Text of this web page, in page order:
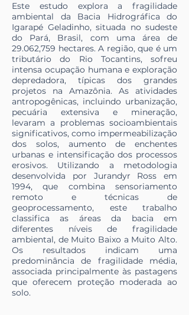
Este estudo explora a fragilidade
ambiental da Bacia Hidrográfica do
Igarapé Geladinho, situada no sudeste
do Pará, Brasil, com uma área de
29.062,759 hectares. A região, que é um
tributário do Rio Tocantins, sofreu
intensa ocupação humana e exploração
depredadora, típicas dos grandes
projetos na Amazônia. As atividades
antropogênicas, incluindo urbanização,
pecuária extensiva e mineração,
levaram a problemas socioambientais
significativos, como impermeabilização
dos solos, aumento de enchentes
urbanas e intensificação dos processos
erosivos. Utilizando a metodologia
desenvolvida por Jurandyr Ross em
1994, que combina sensoriamento
remoto e técnicas de
geoprocessamento, este trabalho
classifica as áreas da bacia em
diferentes níveis de fragilidade
ambiental, de Muito Baixo a Muito Alto.
Os resultados indicam uma
predominância de fragilidade média,
associada principalmente às pastagens
que oferecem proteção moderada ao
solo.